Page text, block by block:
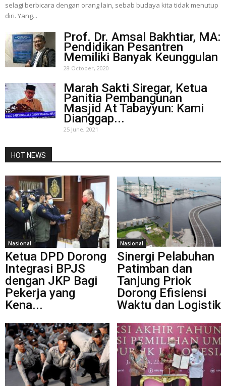
selagi berbicara dengan orang lain, sebab budaya kita tidak menutup
diri. Yang...
Prof. Dr. Amsal Bakhtiar, MA:
Pendidikan Pesantren
Memiliki Banyak Keunggulan
28 October, 2020
Marah Sakti Siregar, Ketua
Panitia Pembangunan
Masjid At Tabayyun: Kami
Dianggap...
25 June, 2021
HOT NEWS
Nasional
Ketua DPD Dorong
Integrasi BPJS
dengan JKP Bagi
Pekerja yang
Kena...
Nasional
Sinergi Pelabuhan
Patimban dan
Tanjung Priok
Dorong Efisiensi
Waktu dan Logistik